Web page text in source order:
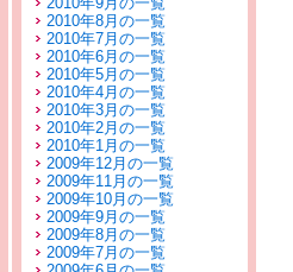
2010年8月の一覧
2010年7月の一覧
2010年6月の一覧
2010年5月の一覧
2010年4月の一覧
2010年3月の一覧
2010年2月の一覧
2010年1月の一覧
2009年12月の一覧
2009年11月の一覧
2009年10月の一覧
2009年9月の一覧
2009年8月の一覧
2009年7月の一覧